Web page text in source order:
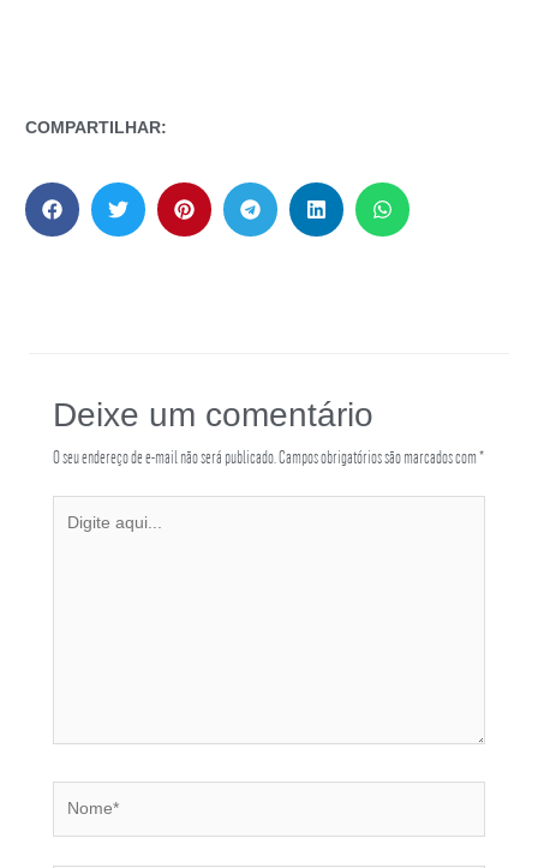
COMPARTILHAR:
Deixe um comentário
O seu endereço de e-mail não será publicado. Campos obrigatórios são marcados com*